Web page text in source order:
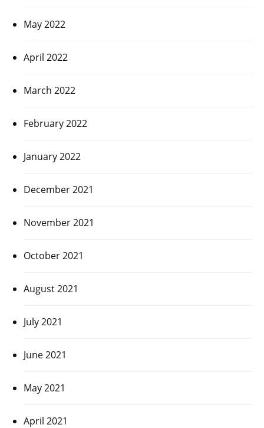
May 2022
April 2022
March 2022
February 2022
January 2022
December 2021
November 2021
October 2021
August 2021
July 2021
June 2021
May 2021
April 2021